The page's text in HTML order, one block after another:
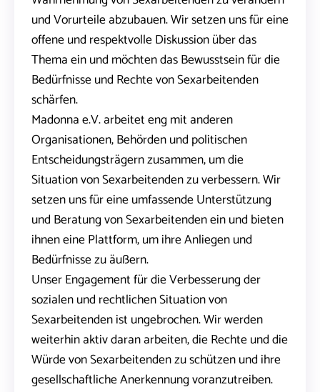
und Vorurteile abzubauen. Wir setzen uns für eine
offene und respektvolle Diskussion über das
Thema ein und möchten das Bewusstsein für die
Bedürfnisse und Rechte von Sexarbeitenden
schärfen.
Madonna e.V. arbeitet eng mit anderen
Organisationen, Behörden und politischen
Entscheidungsträgern zusammen, um die
Situation von Sexarbeitenden zu verbessern. Wir
setzen uns für eine umfassende Unterstützung
und Beratung von Sexarbeitenden ein und bieten
ihnen eine Plattform, um ihre Anliegen und
Bedürfnisse zu äußern.
Unser Engagement für die Verbesserung der
sozialen und rechtlichen Situation von
Sexarbeitenden ist ungebrochen. Wir werden
weiterhin aktiv daran arbeiten, die Rechte und die
Würde von Sexarbeitenden zu schützen und ihre
gesellschaftliche Anerkennung voranzutreiben.